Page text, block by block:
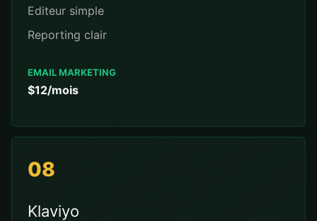
Editeur simple
Reporting clair
EMAIL MARKETING
$12/mois
08
Klaviyo